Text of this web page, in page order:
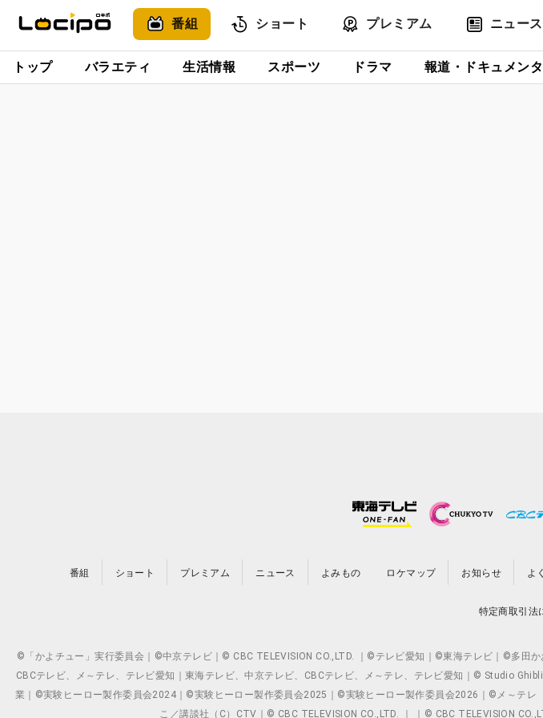
番組 ショート プレミアム ニュース
トップ バラエティ 生活情報 スポーツ ドラマ 報道・ドキュメン
番組 ショート プレミアム ニュース よみもの ロケマップ お知らせ よ
特定商取引法
©「かよチュー」実行委員会｜©中京テレビ｜© CBC TELEVISION CO.,LTD. ｜©テレビ愛知｜©東海テレビ｜©多田
CBCテレビ、メ～テレ、テレビ愛知｜東海テレビ、中京テレビ、CBCテレビ、メ～テレ、テレビ愛知｜© Studio
業｜©実験ヒーロー製作委員会2024｜©実験ヒーロー製作委員会2025｜©実験ヒーロー製作委員会2026｜©メ～テレ
こ／講談社（C）CTV｜© CBC TELEVISION CO.,LTD. ｜ ｜© CBC TELEVISION